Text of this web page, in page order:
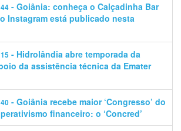
- Goiânia: conheça o Calçadinha Bar
Instagram está publicado nesta
- Hidrolândia abre temporada da
da assistência técnica da Emater
- Goiânia recebe maior ‘Congresso’ do
financeiro: o ‘Concred’